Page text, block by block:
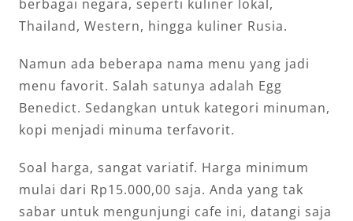
berbagai negara, seperti kuliner lokal,
Thailand, Western, hingga kuliner Rusia.
Namun ada beberapa nama menu yang jadi
menu favorit. Salah satunya adalah Egg
Benedict. Sedangkan untuk kategori minuman,
kopi menjadi minuma terfavorit.
Soal harga, sangat variatif. Harga minimum
mulai dari Rp15.000,00 saja. Anda yang tak
sabar untuk mengunjungi cafe ini, datangi saja